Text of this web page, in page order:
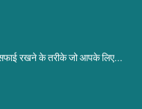
सफाई रखने के तरीके जो आपके लिए...